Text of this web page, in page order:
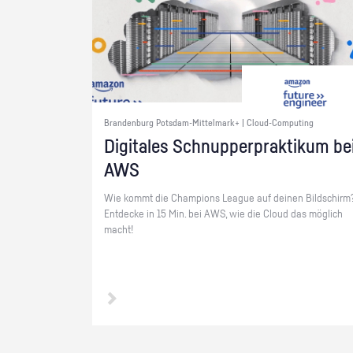
Brandenburg Potsdam-Mittelmark+ | Cloud-Computing
Di­gi­ta­les Schnup­per­prak­ti­kum
AWS
Wie kommt die Cham­pi­ons Le­ague auf dei­nen
Ent­de­cke in 15 Min. bei AWS, wie die Cloud das mög­lich
macht!